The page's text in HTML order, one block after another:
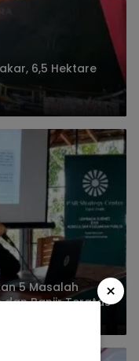
6,5 Hektare
5 Masalah
Banjir Teratas×